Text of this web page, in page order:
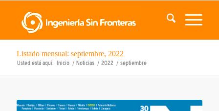
Listado mensual: septiembre, 2022
Usted está aquí: Inicio / Noticias / 2022 / septiembre